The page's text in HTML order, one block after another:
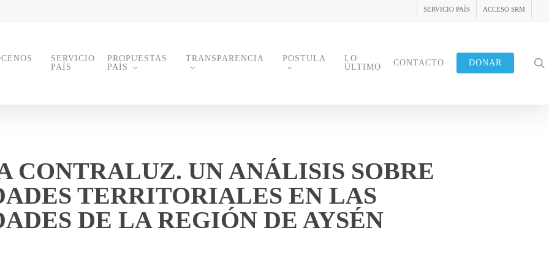
SERVICIO PAÍS ACCESO SRM
SERVICIO
PAÍS
PROPUESTAS
PAÍS
TRANSPARENCIA POSTULA
LO
ÚLTIMO
CONTACTO DONAR
CONTRALUZ. UN ANÁLISIS SOBRE
TERRITORIALES EN LAS
DE LA REGIÓN DE AYSÉN